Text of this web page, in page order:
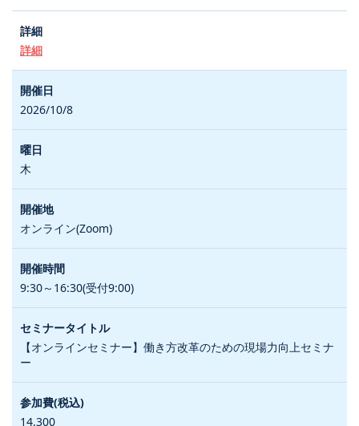
詳細
2026/10/8
木
オンライン(Zoom)
9:30～16:30(受付9:00)
【オンラインセミナー】働き方改革のための現場力向上セミナ
ー
14,300